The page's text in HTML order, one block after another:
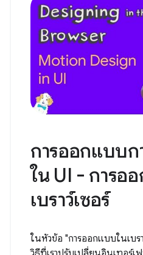
การออกแบบก
ใน UI - การอ
เบราว์เซอร์
ในหัวข้อ "การออกแบบในเบร